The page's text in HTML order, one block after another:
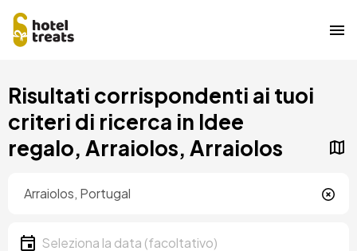
contenuto
principale
Risultati corrispondenti ai tuoi
criteri di ricerca in Idee
regalo, Arraiolos, Arraiolos
Data